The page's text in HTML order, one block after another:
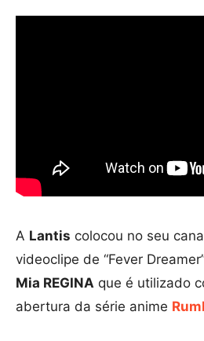
A Lantis colocou no seu
videoclipe de “Fever
Mia REGINA que é utilizado
abertura da série anime